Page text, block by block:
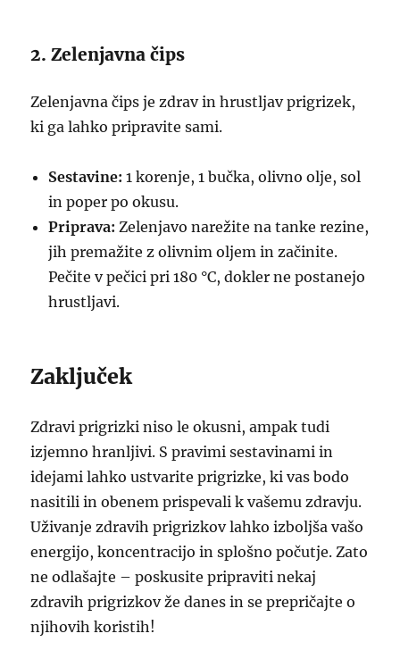
2. Zelenjavna čips
Zelenjavna čips je zdrav in hrustljav prigrizek,
ki ga lahko pripravite sami.
Sestavine: 1 korenje, 1 bučka, olivno olje, sol
in poper po okusu.
Priprava: Zelenjavo narežite na tanke rezine,
jih premažite z olivnim oljem in začinite.
Pečite v pečici pri 180 °C, dokler ne postanejo
hrustljavi.
Zaključek
Zdravi prigrizki niso le okusni, ampak tudi
izjemno hranljivi. S pravimi sestavinami in
idejami lahko ustvarite prigrizke, ki vas bodo
nasitili in obenem prispevali k vašemu zdravju.
Uživanje zdravih prigrizkov lahko izboljša vašo
energijo, koncentracijo in splošno počutje. Zato
ne odlašajte – poskusite pripraviti nekaj
zdravih prigrizkov že danes in se prepričajte o
njihovih koristih!